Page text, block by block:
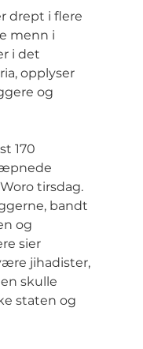
drept i flere
menn i
i det
opplyser
og
170
tirsdag.
bandt
og
sier
jihadister,
skulle
staten og